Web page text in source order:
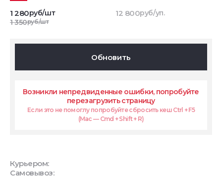
1 280руб/шт
1 350руб/шт
12 800руб/уп.
Обновить
Возникли непредвиденные ошибки, попробуйте
перезагрузить страницу
Если это не помоглу попробуйте сбросить кеш Ctrl + F5
(Mac — Cmd + Shift + R)
Курьером:
Самовывоз: